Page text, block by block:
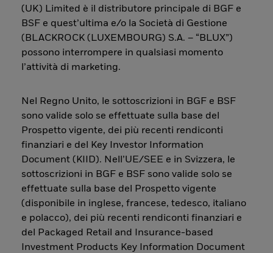
(UK) Limited è il distributore principale di BGF e
BSF e quest’ultima e/o la Società di Gestione
(BLACKROCK (LUXEMBOURG) S.A. – “BLUX”)
possono interrompere in qualsiasi momento
l’attività di marketing.
Nel Regno Unito, le sottoscrizioni in BGF e BSF
sono valide solo se effettuate sulla base del
Prospetto vigente, dei più recenti rendiconti
finanziari e del Key Investor Information
Document (KIID). Nell’UE/SEE e in Svizzera, le
sottoscrizioni in BGF e BSF sono valide solo se
effettuate sulla base del Prospetto vigente
(disponibile in inglese, francese, tedesco, italiano
e polacco), dei più recenti rendiconti finanziari e
del Packaged Retail and Insurance-based
Investment Products Key Information Document